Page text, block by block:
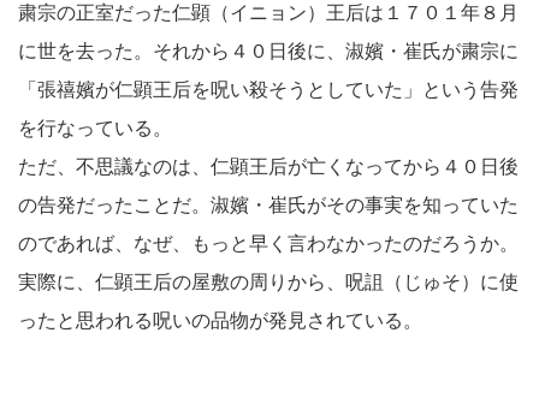
粛宗の正室だった仁顕（イニョン）王后は１７０１年８月
に世を去った。それから４０日後に、淑嬪・崔氏が粛宗に
「張禧嬪が仁顕王后を呪い殺そうとしていた」という告発
を行なっている。
ただ、不思議なのは、仁顕王后が亡くなってから４０日後
の告発だったことだ。淑嬪・崔氏がその事実を知っていた
のであれば、なぜ、もっと早く言わなかったのだろうか。
実際に、仁顕王后の屋敷の周りから、呪詛（じゅそ）に使
ったと思われる呪いの品物が発見されている。